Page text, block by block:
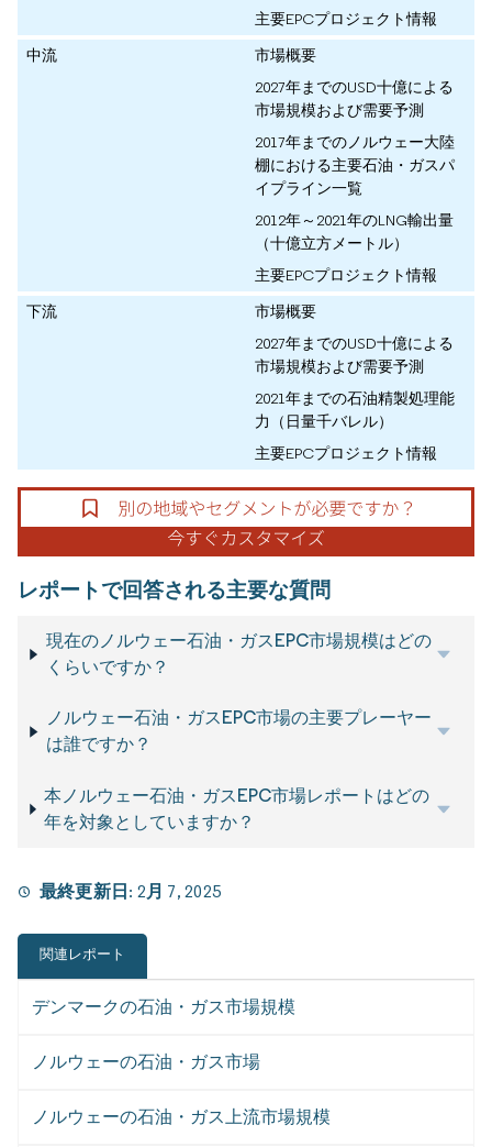
主要EPCプロジェクト情報
中流
市場概要
2027年までのUSD十億による
市場規模および需要予測
2017年までのノルウェー大陸
棚における主要石油・ガスパ
イプライン一覧
2012年～2021年のLNG輸出量
（十億立方メートル）
主要EPCプロジェクト情報
下流
市場概要
2027年までのUSD十億による
市場規模および需要予測
2021年までの石油精製処理能
力（日量千バレル）
主要EPCプロジェクト情報
レポートで回答される主要な質問
現在のノルウェー石油・ガスEPC市場規模はどの
くらいですか？
ノルウェー石油・ガスEPC市場の主要プレーヤー
は誰ですか？
本ノルウェー石油・ガスEPC市場レポートはどの
年を対象としていますか？
最終更新日: 2月 7, 2025
関連レポート
デンマークの石油・ガス市場規模
ノルウェーの石油・ガス市場
ノルウェーの石油・ガス上流市場規模